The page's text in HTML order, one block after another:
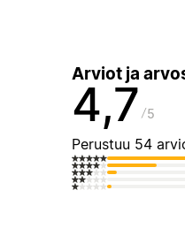
Arviot ja
4,7 5
Perustuu 54